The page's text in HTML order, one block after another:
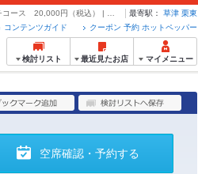
最寄駅： 草津 栗東
クーポン 予約 ホットペッパー
コンテンツガイド
検討リスト 最近見たお店 マイメニュー
空席確認・予約する